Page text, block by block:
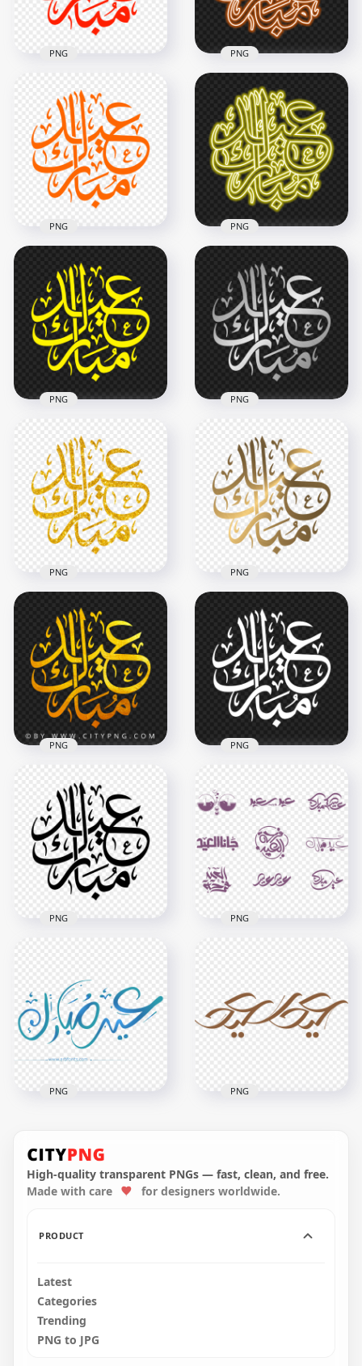
1.6MB 1.7MB
مبارك Eid Mubarak
Red Arabic Text PNG
2500x2500
264.8kB
PNG
مبارك Eid Mubarak
Orange Neon Arabic
Text PNG
2500x2500
1.7MB
PNG
مبارك Eid Mubarak
Orange Arabic Text
PNG
2500x2500
264.8kB
PNG
مبارك Eid Mubarak
Yellow Neon Arabic
Text PNG
2500x2500
1.6MB
PNG
مبارك Eid Mubarak
Yellow Arabic Text
PNG
2500x2500
264.9kB
PNG
مبارك Eid Mubarak
Silver Arabic Text
PNG
2500x2500
PNG
مبارك Eid Mubarak
Gold Glitter Arabic
Text PNG
2500x2500
2.7MB
PNG
مبارك ذهب Eid
Mubarak Arabic Text
PNG
2500x2500
1.5MB
PNG
مبارك ذهب Eid
Mubarak Gold
Arabic Text PNG
2500x2500
PNG
مبارك Eid Mubarak
White Arabic Text
2500x2500
264.5kB
PNG
Black Arabic Text
PNG
2500x2500
264.9kB
PNG
سعيد Eid Calligraphy
900x900
PNG
Blue Calligraphy Eid
Mubarak Arabic Text
800x800
PNG
Mubarak Arabic
1600x1600
PNG
High-quality transparent PNGs — fast, clean, and free.
Made with care
for designers worldwide.
PRODUCT
Latest
Categories
Trending
PNG to JPG